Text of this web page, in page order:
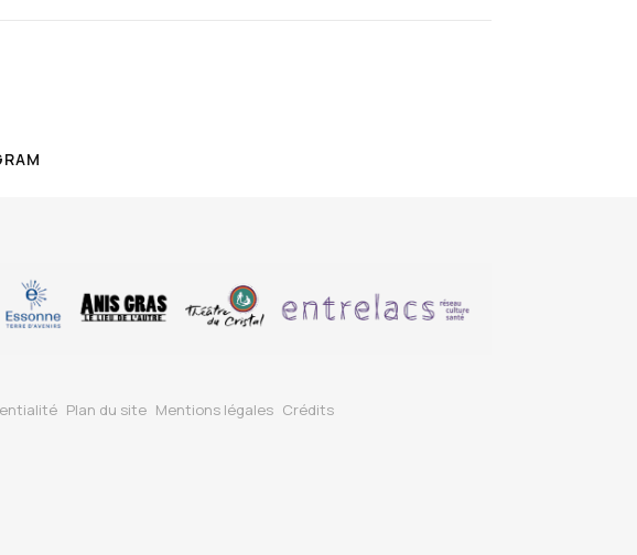
Plan du site Mentions légales Crédits